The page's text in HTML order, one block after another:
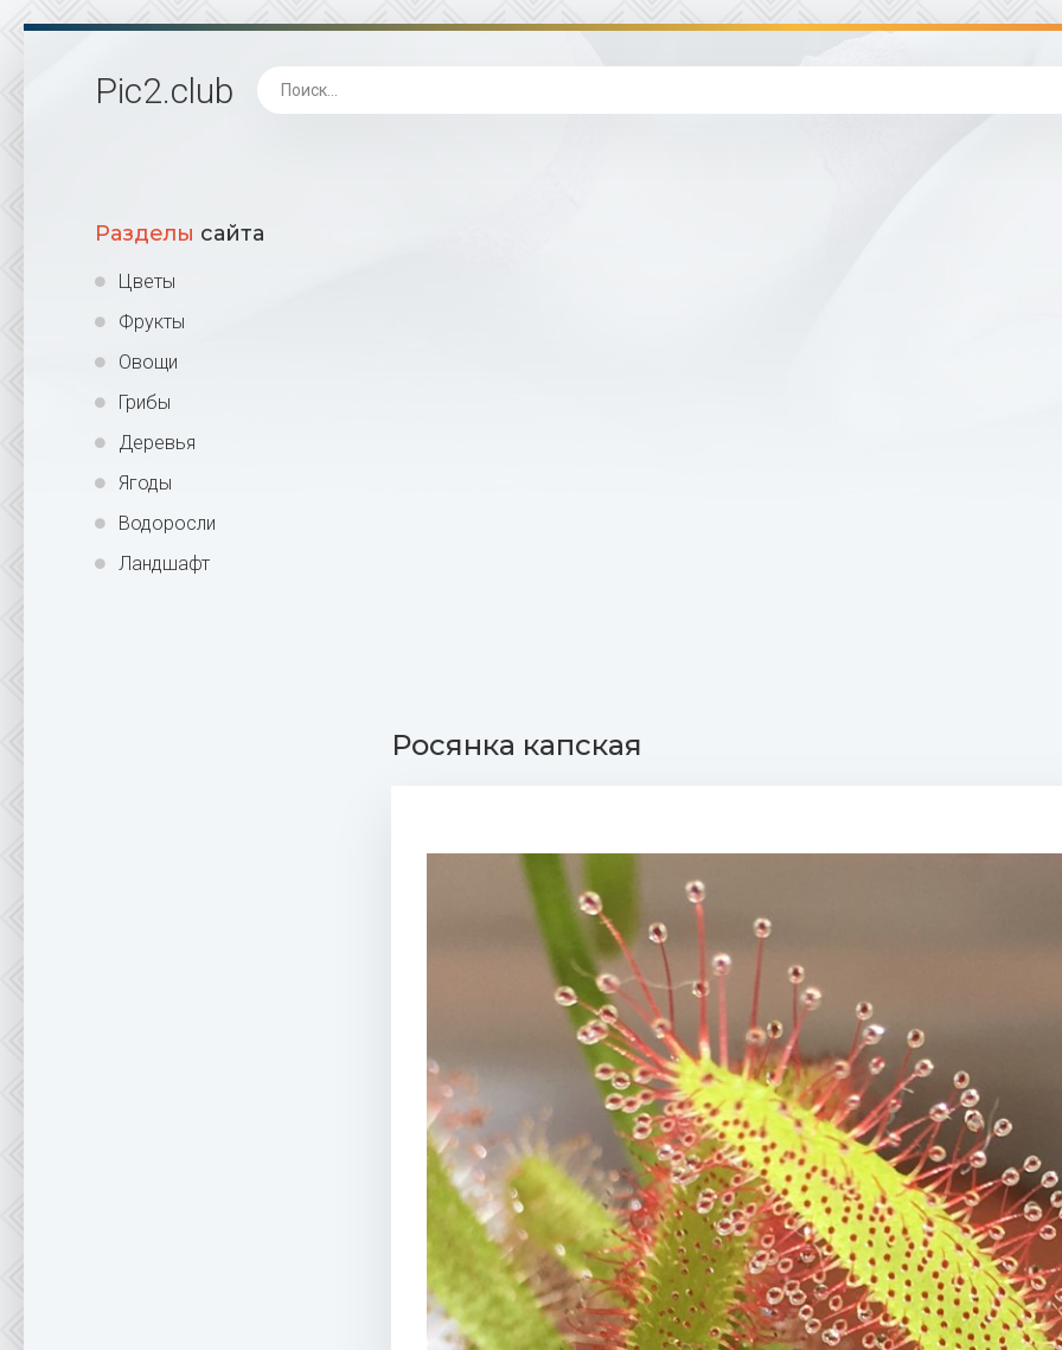
Pic2.club
Разделы сайта
Цветы
Фрукты
Овощи
Грибы
Деревья
Ягоды
Водоросли
Ландшафт
Росянка капская